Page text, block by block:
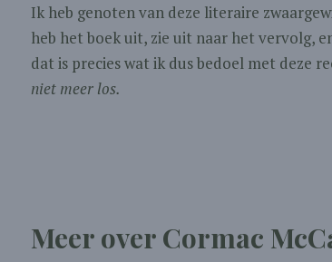
Ik heb genoten van deze literaire
heb het boek uit, zie uit naar het vervolg,
dat is precies wat ik dus bedoel met deze
niet meer los.
Meer over Cormac